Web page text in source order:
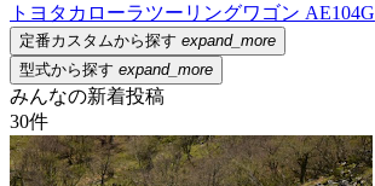
トヨタ カローラツーリングワゴン AE104G
定番カスタムから探す expand_more
型式から探す expand_more
みんなの新着投稿
30件